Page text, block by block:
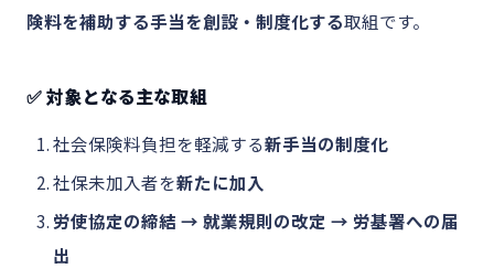
険料を補助する手当を創設・制度化する取組です。
✅ 対象となる主な取組
社会保険料負担を軽減する新手当の制度化
社保未加入者を新たに加入
労使協定の締結 → 就業規則の改定 → 労基署への届
出